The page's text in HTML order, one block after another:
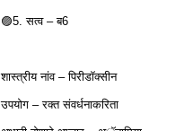
🟣5. सत्व – ब6
शास्त्रीय नांव – पिरीडॉक्सीन
उपयोग – रक्त संवर्धनाकरिता